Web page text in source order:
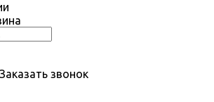
Заказать звонок